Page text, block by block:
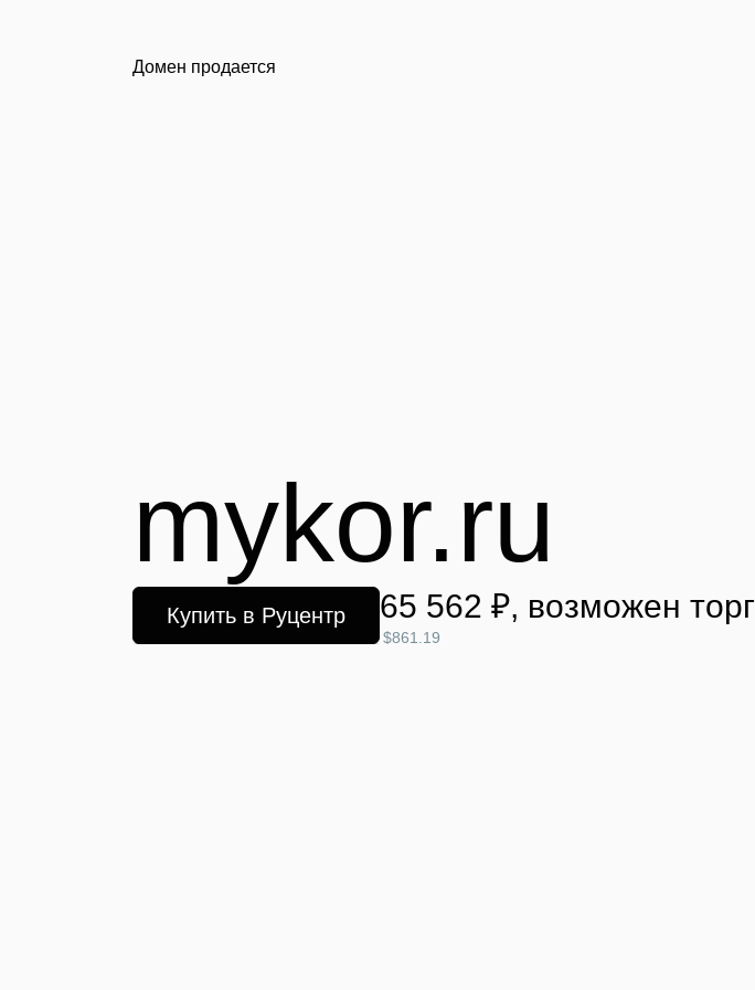
Домен продается
mykor.ru
Купить в Руцентр 65 562 ₽, возможен торг
$861.19